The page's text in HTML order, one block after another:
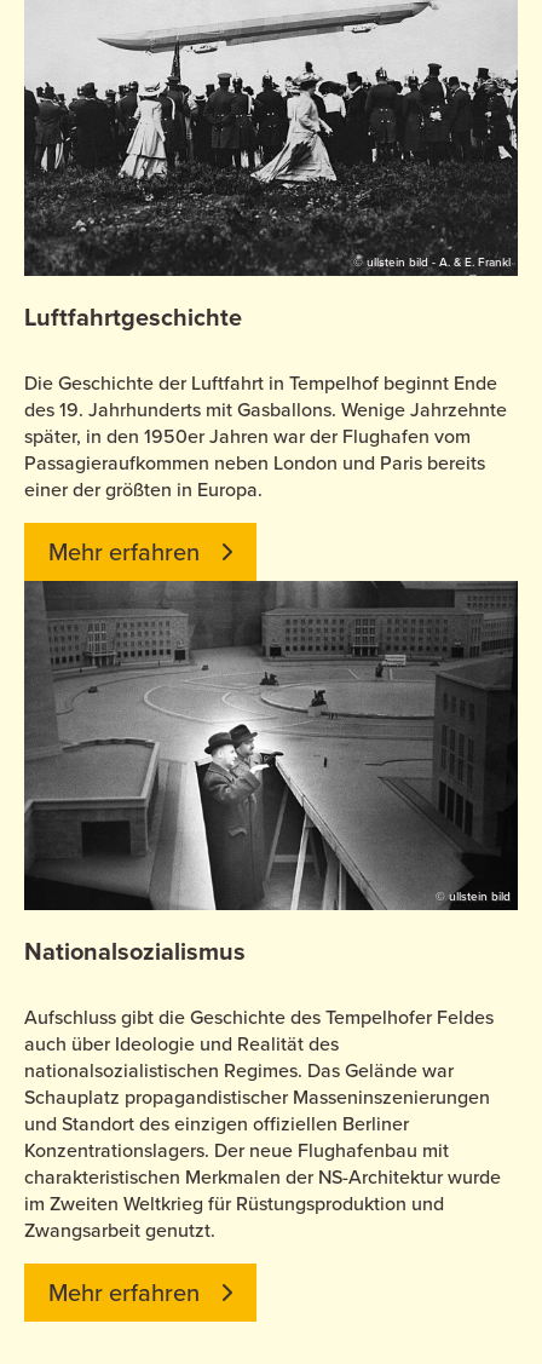
© ullstein bild - A. & E. Frankl
Luftfahrtgeschichte
Die Geschichte der Luftfahrt in Tempelhof beginnt Ende
des 19. Jahrhunderts mit Gasballons. Wenige Jahrzehnte
später, in den 1950er Jahren war der Flughafen vom
Passagieraufkommen neben London und Paris bereits
einer der größten in Europa.
Mehr erfahren
© ullstein bild
Nationalsozialismus
Aufschluss gibt die Geschichte des Tempelhofer Feldes
auch über Ideologie und Realität des
nationalsozialistischen Regimes. Das Gelände war
Schauplatz propagandistischer Masseninszenierungen
und Standort des einzigen offiziellen Berliner
Konzentrationslagers. Der neue Flughafenbau mit
charakteristischen Merkmalen der NS-Architektur wurde
im Zweiten Weltkrieg für Rüstungsproduktion und
Zwangsarbeit genutzt.
Mehr erfahren